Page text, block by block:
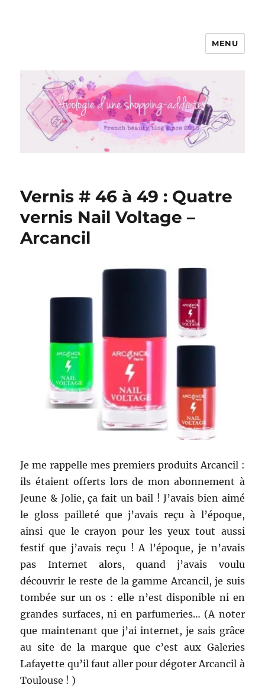
Apologie d'une Shopping-addicte
MENU
Vernis # 46 à 49 : Quatre
vernis Nail Voltage –
Arcancil
Je me rappelle mes premiers produits Arcancil :
ils étaient offerts lors de mon abonnement à
Jeune & Jolie, ça fait un bail ! J’avais bien aimé
le gloss pailleté que j’avais reçu à l’époque,
ainsi que le crayon pour les yeux tout aussi
festif que j’avais reçu ! A l’époque, je n’avais
pas Internet alors, quand j’avais voulu
découvrir le reste de la gamme Arcancil, je suis
tombée sur un os : elle n’est disponible ni en
grandes surfaces, ni en parfumeries… (A noter
que maintenant que j’ai internet, je sais grâce
au site de la marque que c’est aux Galeries
Lafayette qu’il faut aller pour dégoter Arcancil à
Toulouse ! )